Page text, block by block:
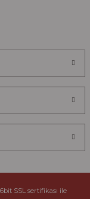
SSL sertifikası ile